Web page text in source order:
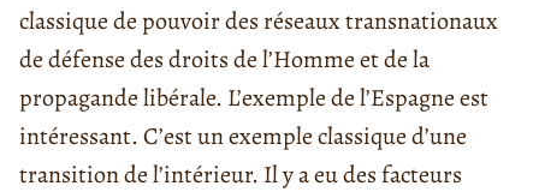
classique de pouvoir des réseaux transnationaux
de défense des droits de l’Homme et de la
propagande libérale. L’exemple de l’Espagne est
intéressant. C’est un exemple classique d’une
transition de l’intérieur. Il y a eu des facteurs